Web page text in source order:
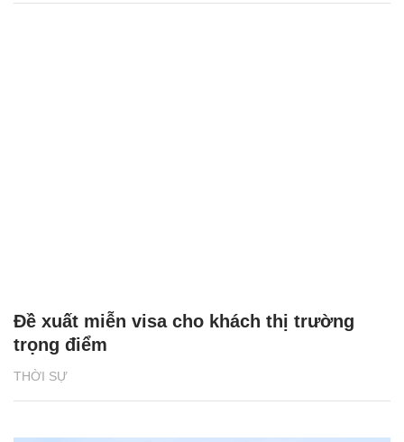
THỜI SỰ
Đề xuất miễn visa cho khách thị trường
trọng điểm